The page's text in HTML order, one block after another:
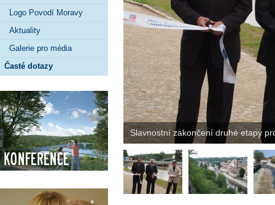
Logo Povodí Moravy
Aktuality
Galerie pro média
Časté dotazy
Konference
Slavnostní zakončení druhé etapy